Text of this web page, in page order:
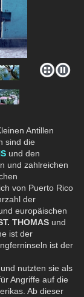
Antillen
sind die
und den
und zahlreichen
von Puerto Rico
der
europäischen
THOMAS und
ist der
ist der
nutzten sie als
Angriffe auf die
Ab dieser